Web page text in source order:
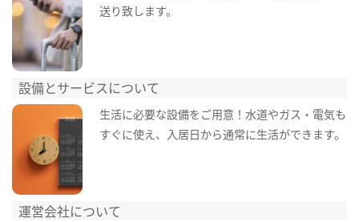
送り致します。
設備とサービスについて
生活に必要な設備をご用意！水道やガス・電気も
すぐに使え、入居日から通常に生活ができます。
運営会社について